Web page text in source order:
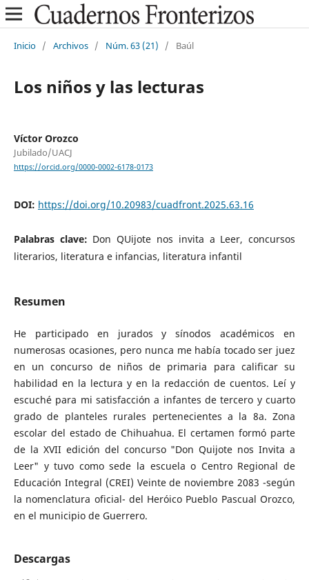
Inicio / Archivos / Núm. 63 (21) / Baúl
Los niños y las lecturas
Víctor Orozco
Jubilado/UACJ
https://orcid.org/0000-0002-6178-0173
DOI: https://doi.org/10.20983/cuadfront.2025.63.16
Palabras clave: Don QUijote nos invita a Leer, concursos
literarios, literatura e infancias, literatura infantil
Resumen
He participado en jurados y sínodos académicos en
numerosas ocasiones, pero nunca me había tocado ser juez
en un concurso de niños de primaria para calificar su
habilidad en la lectura y en la redacción de cuentos. Leí y
escuché para mi satisfacción a infantes de tercero y cuarto
grado de planteles rurales pertenecientes a la 8a. Zona
escolar del estado de Chihuahua. El certamen formó parte
de la XVII edición del concurso "Don Quijote nos Invita a
Leer" y tuvo como sede la escuela o Centro Regional de
Educación Integral (CREI) Veinte de noviembre 2083 -según
la nomenclatura oficial- del Heróico Pueblo Pascual Orozco,
en el municipio de Guerrero.
Descargas